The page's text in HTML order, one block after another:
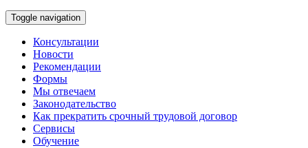
Toggle navigation
Консультации
Новости
Рекомендации
Формы
Мы отвечаем
Законодательство
Как прекратить срочный трудовой договор
Сервисы
Обучение